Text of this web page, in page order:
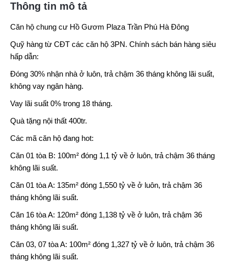
Thông tin mô tả
Căn hộ chung cư Hồ Gươm Plaza Trần Phú Hà Đông
Quỹ hàng từ CĐT các căn hộ 3PN. Chính sách bán hàng siêu
hấp dẫn:
Đóng 30% nhận nhà ở luôn, trả chậm 36 tháng không lãi suất,
không vay ngân hàng.
Vay lãi suất 0% trong 18 tháng.
Quà tặng nội thất 400tr.
Các mã căn hộ đang hot:
Căn 01 tòa B: 100m² đóng 1,1 tỷ về ở luôn, trả chậm 36 tháng
không lãi suất.
Căn 01 tòa A: 135m² đóng 1,550 tỷ về ở luôn, trả chậm 36
tháng không lãi suất.
Căn 16 tòa A: 120m² đóng 1,138 tỷ về ở luôn, trả chậm 36
tháng không lãi suất.
Căn 03, 07 tòa A: 100m² đóng 1,327 tỷ về ở luôn, trả chậm 36
tháng không lãi suất.